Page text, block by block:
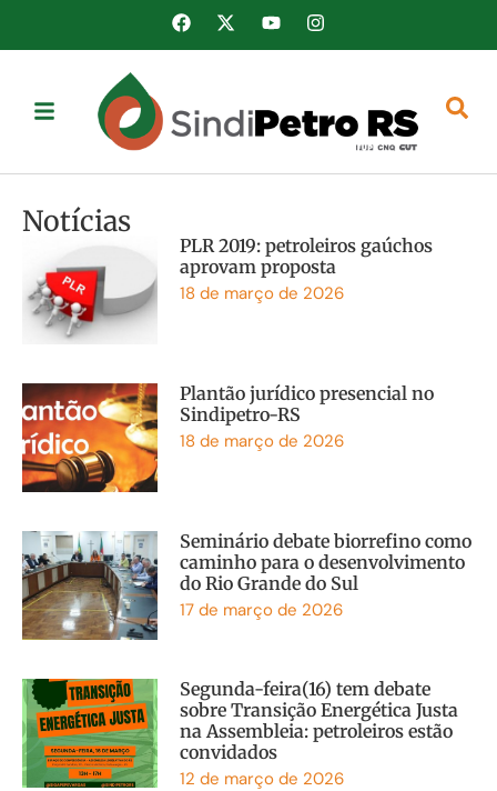
Notícias
PLR 2019: petroleiros gaúchos
aprovam proposta
18 de março de 2026
Plantão jurídico presencial no
Sindipetro-RS
18 de março de 2026
Seminário debate biorrefino como
caminho para o desenvolvimento
do Rio Grande do Sul
17 de março de 2026
Segunda-feira(16) tem debate
sobre Transição Energética Justa
na Assembleia: petroleiros estão
convidados
12 de março de 2026